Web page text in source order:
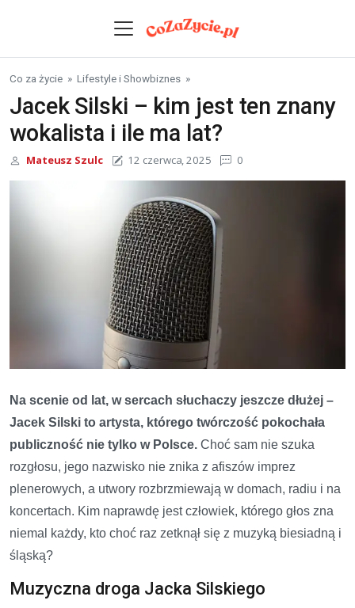
Co za życie » Lifestyle i Showbiznes »
Jacek Silski – kim jest ten znany
wokalista i ile ma lat?
Mateusz Szulc 12 czerwca, 2025 0
Na scenie od lat, w sercach słuchaczy jeszcze dłużej –
Jacek Silski to artysta, którego twórczość pokochała
publiczność nie tylko w Polsce. Choć sam nie szuka
rozgłosu, jego nazwisko nie znika z afiszów imprez
plenerowych, a utwory rozbrzmiewają w domach, radiu i na
koncertach. Kim naprawdę jest człowiek, którego głos zna
niemal każdy, kto choć raz zetknął się z muzyką biesiadną i
śląską?
Muzyczna droga Jacka Silskiego